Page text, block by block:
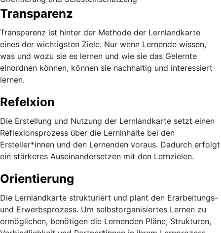
Transparenz
Transparenz ist hinter der Methode der Lernlandkarte
eines der wichtigsten Ziele. Nur wenn Lernende wissen,
was und wozu sie es lernen und wie sie das Gelernte
einordnen können, können sie nachhaltig und interessiert
lernen.
Refelxion
Die Erstellung und Nutzung der Lernlandkarte setzt einen
Reflexionsprozess über die Lerninhalte bei den
Ersteller*innen und den Lernenden voraus. Dadurch erfolgt
ein stärkeres Auseinandersetzen mit den Lernzielen.
Orientierung
Die Lernlandkarte strukturiert und plant den Erarbeitungs-
und Erwerbsprozess. Um selbstorganisiertes Lernen zu
ermöglichen, benötigen die Lernenden Pläne, Strukturen,